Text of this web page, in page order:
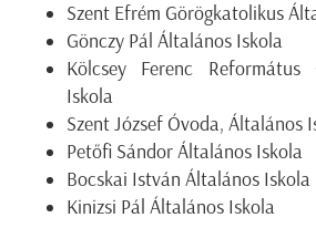
Szent Efrém Görögkatolikus
Gönczy Pál Általános Iskola
Kölcsey Ferenc Református
Iskola
Szent József Óvoda, Általános
Petőfi Sándor Általános Iskola
Bocskai István Általános Iskola
Kinizsi Pál Általános Iskola